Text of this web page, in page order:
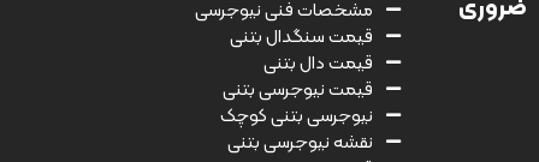
مشخصات فنی نیوجرسی
قیمت سنگدال بتنی
قیمت دال بتنی
قیمت نیوجرسی بتنی
نیوجرسی بتنی کوچک
نقشه نیوجرسی بتنی